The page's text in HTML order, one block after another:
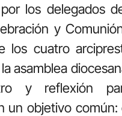
los delegados
y
los cuatro
asamblea
y reflexión
un objetivo común: